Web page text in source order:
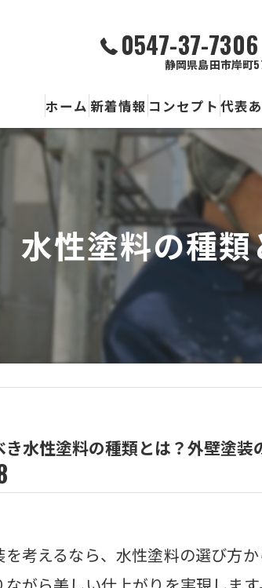
0547-37-
静岡県島田市岸町
ホーム 新着情報 コンセプト 代表
水性塗料の種
水性塗料の種類とは？外壁塗装
考えるなら、水性塗料の選び方